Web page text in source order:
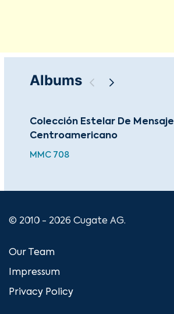
Albums
Colección Estelar De Mensaje
Centroamericano
MMC 708
© 2010 - 2026 Cugate AG.
Our Team
Impressum
Privacy Policy